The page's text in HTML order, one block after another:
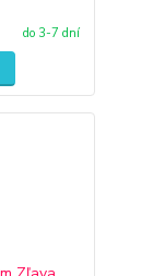
do 3-7 dní